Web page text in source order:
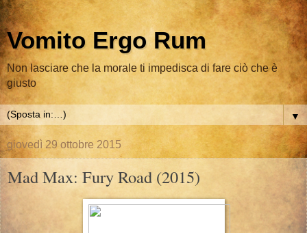
Vomito Ergo Rum
Non lasciare che la morale ti impedisca di fare ciò che è
giusto
▼
giovedì 29 ottobre 2015
Mad Max: Fury Road (2015)